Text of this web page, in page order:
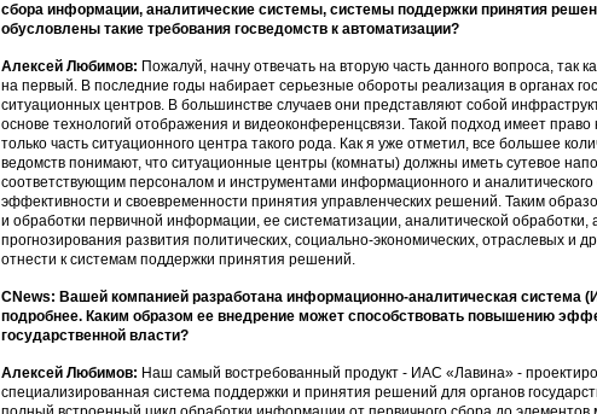
сбора информации, аналитические системы, системы поддержки принятия
обусловлены такие требования госведомств к автоматизации?
Алексей Любимов: Пожалуй, начну отвечать на вторую часть данного вопроса, так
на первый. В последние годы набирает серьезные обороты реализация в органах
ситуационных центров. В большинстве случаев они представляют собой
основе технологий отображения и видеоконференцсвязи. Такой подход имеет
только часть ситуационного центра такого рода. Как я уже отметил, все большее
ведомств понимают, что ситуационные центры (комнаты) должны иметь сутевое
соответствующим персоналом и инструментами информационного и
эффективности и своевременности принятия управленческих решений. Таким
и обработки первичной информации, ее систематизации, аналитической обработки,
прогнозирования развития политических, социально-экономических, отраслевых и
отнести к системам поддержки принятия решений.
CNews: Вашей компанией разработана информационно-аналитическая система
подробнее. Каким образом ее внедрение может способствовать повышению
государственной власти?
Алексей Любимов: Наш самый востребованный продукт - ИАС «Лавина» -
специализированная система поддержки и принятия решений для органов